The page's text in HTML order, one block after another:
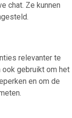
chat. Ze kunnen
relevanter te
gebruikt om het
en om de